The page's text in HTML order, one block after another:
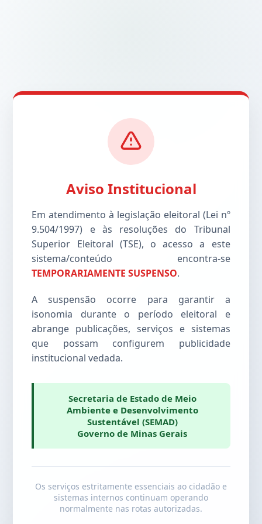
Aviso Institucional
Em atendimento à legislação eleitoral (Lei nº
9.504/1997) e às resoluções do Tribunal
Superior Eleitoral (TSE), o acesso a este
sistema/conteúdo encontra-se
TEMPORARIAMENTE SUSPENSO.
A suspensão ocorre para garantir a
isonomia durante o período eleitoral e
abrange publicações, serviços e sistemas
que possam configurem publicidade
institucional vedada.
Secretaria de Estado de Meio
Ambiente e Desenvolvimento
Sustentável (SEMAD)
Governo de Minas Gerais
Os serviços estritamente essenciais ao cidadão e
sistemas internos continuam operando
normalmente nas rotas autorizadas.